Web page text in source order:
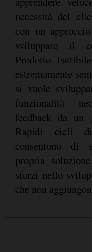
necessità del
con un
sviluppare il
Prodotto
estremamente
si vuole
funzionalità
feedback da
Rapidi cicli di
consentono di
propria
sforzi nello
che non